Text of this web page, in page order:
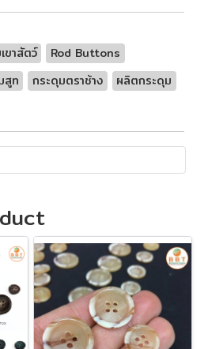
ขาสัตว์
Rod Buttons
สูท กระดุมตราช้าง ผลิตกระดุม